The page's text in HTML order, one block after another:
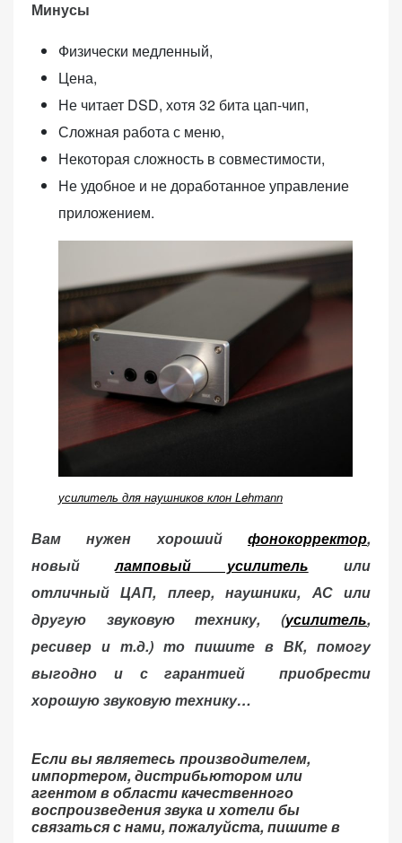
Минусы
Физически медленный,
Цена,
Не читает DSD, хотя 32 бита цап-чип,
Сложная работа с меню,
Некоторая сложность в совместимости,
Не удобное и не доработанное управление
приложением.
усилитель для наушников клон Lehmann
Вам нужен хороший фонокорректор,
новыйламповый усилитель или
отличный ЦАП, плеер, наушники, АС или
другую звуковую технику, (усилитель,
ресивер и т.д.) то пишите в ВК, помогу
выгодно и с гарантией приобрести
хорошую звуковую технику…
Если вы являетесь производителем,
импортером, дистрибьютором или
агентом в области качественного
воспроизведения звука и хотели бы
связаться с нами, пожалуйста, пишите в